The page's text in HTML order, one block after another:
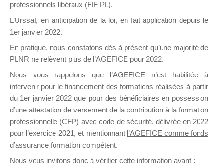
formation. Il accueille également les Conseillers
professionnels libéraux (FIF PL).
L’Urssaf, en anticipation de la loi, en fait application depuis le
1er janvier 2022.
En pratique, nous constatons dès à présent qu’une majorité de
PLNR ne relèvent plus de l’AGEFICE pour 2022.
Nous vous rappelons que l’AGEFICE n’est habilitée à
intervenir pour le financement des formations réalisées à partir
du 1er janvier 2022 que pour des bénéficiaires en possession
d’une attestation de versement de la contribution à la formation
professionnelle (CFP) avec code de sécurité, délivrée en 2022
pour l’exercice 2021, et mentionnant l’AGEFICE comme fonds
d’assurance formation compétent.
Nous vous invitons donc à vérifier cette information avant :